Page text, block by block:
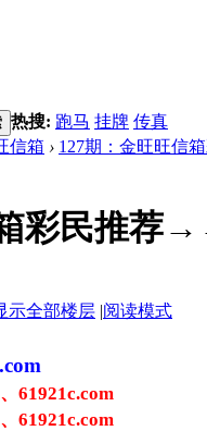
热搜: 跑马 挂牌 传真
信箱 › 127期：金旺旺信
彩民推荐
示全部楼层 |阅读模式
61921c.com
61921c.com